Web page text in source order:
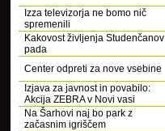
Izza televizorja ne bomo nič
spremenili
Kakovost življenja Studenčanov
pada
Center odpreti za nove vsebine
Izjava za javnost in povabilo:
Akcija ZEBRA v Novi vasi
Na Šarhovi naj bo park z
začasnim igriščem